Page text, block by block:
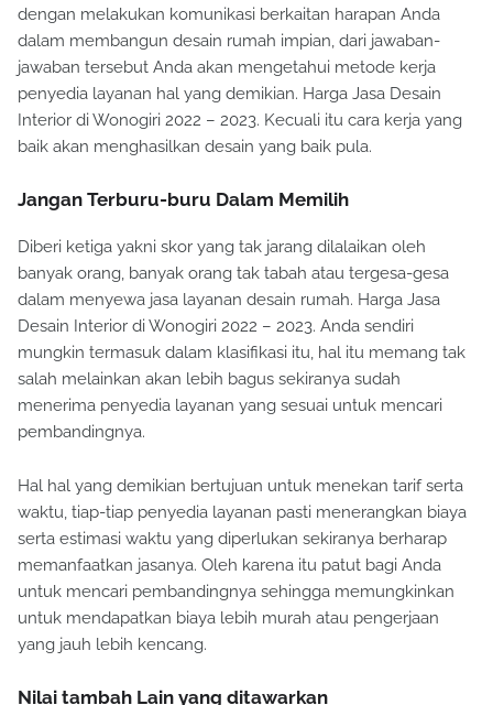
dengan melakukan komunikasi berkaitan harapan Anda
dalam membangun desain rumah impian, dari jawaban-
jawaban tersebut Anda akan mengetahui metode kerja
penyedia layanan hal yang demikian. Harga Jasa Desain
Interior di Wonogiri 2022 – 2023. Kecuali itu cara kerja yang
baik akan menghasilkan desain yang baik pula.
Jangan Terburu-buru Dalam Memilih
Diberi ketiga yakni skor yang tak jarang dilalaikan oleh
banyak orang, banyak orang tak tabah atau tergesa-gesa
dalam menyewa jasa layanan desain rumah. Harga Jasa
Desain Interior di Wonogiri 2022 – 2023. Anda sendiri
mungkin termasuk dalam klasifikasi itu, hal itu memang tak
salah melainkan akan lebih bagus sekiranya sudah
menerima penyedia layanan yang sesuai untuk mencari
pembandingnya.
Hal hal yang demikian bertujuan untuk menekan tarif serta
waktu, tiap-tiap penyedia layanan pasti menerangkan biaya
serta estimasi waktu yang diperlukan sekiranya berharap
memanfaatkan jasanya. Oleh karena itu patut bagi Anda
untuk mencari pembandingnya sehingga memungkinkan
untuk mendapatkan biaya lebih murah atau pengerjaan
yang jauh lebih kencang.
Nilai tambah Lain yang ditawarkan